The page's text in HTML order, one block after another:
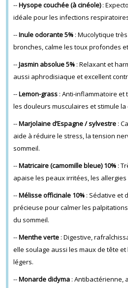
--Hysope couchée (à cinéole):
idéale pour les infections
--Inule odorante 5% : Mucolytique
bronches, calme les toux profondes
--Jasmin absolue 5% : Relaxant et
aussi aphrodisiaque et excellent
--Lemon-grass : Anti-inflammatoire et
les douleurs musculaires et stimule la
--Marjolaine d’Espagne / sylvestre :
aide à réduire le stress, la tension
sommeil.
--Matricaire (camomille bleue) 10% :
apaise les peaux irritées, les
--Mélisse officinale 10% : Sédative et
précieuse pour calmer les
du sommeil.
--Menthe verte : Digestive,
elle soulage aussi les maux de tête
légers.
--Monarde didyma : Antibactérienne,